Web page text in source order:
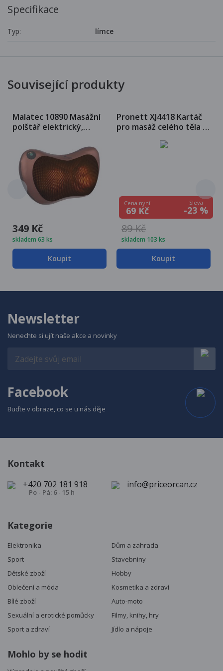
Specifikace
Typ: límce
Související produkty
Malatec 10890 Masážní
polštář elektrický,
349 Kč
skladem 63 ks
Koupit
Pronett XJ4418 Kartáč
pro masáž celého těla s
Cena nyní
69 Kč
Sleva
-23 %
89 Kč
skladem 103 ks
Koupit
Newsletter
Nenechte si ujít naše akce a novinky
Facebook
Buďte v obraze, co se u nás děje
Kontakt
+420 702 181 918
Po - Pá: 6 - 15 h
info@priceorcan.cz
Kategorie
Elektronika
Dům a zahrada
Sport
Stavebniny
Dětské zboží
Hobby
Oblečení a móda
Kosmetika a zdraví
Bílé zboží
Auto-moto
Sexuální a erotické pomůcky
Filmy, knihy, hry
Sport a zdraví
Jídlo a nápoje
Mohlo by se hodit